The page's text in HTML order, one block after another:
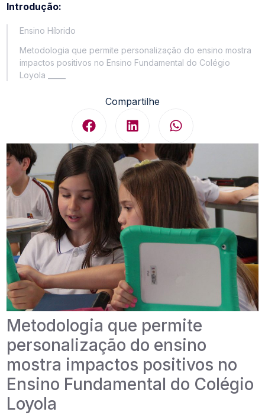
Introdução:
Ensino Híbrido
Metodologia que permite personalização do ensino mostra
impactos positivos no Ensino Fundamental do Colégio
Loyola _____
Compartilhe
Metodologia que permite
personalização do ensino
mostra impactos positivos no
Ensino Fundamental do Colégio
Loyola